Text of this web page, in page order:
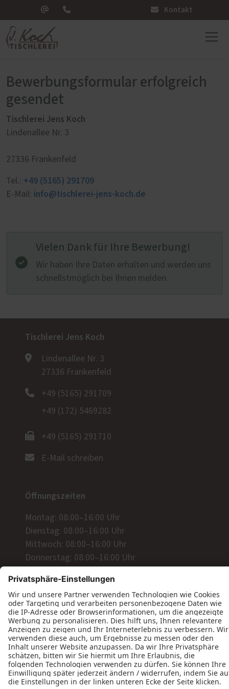
Kontakt
Bewerbungsformular erfolgreich
gesendet
Tischlerei Jens Koch
Lindenallee Nr. 3
27336 Frankenfeld
Tel.: +49 (5165) 291709
E-Mail: info@tischlerei-jens-koch.de
Vielen Dank für Ihre Bewerbung!
Wir haben Ihre Daten erhalten und werden uns
schnellstmöglich bei Ihnen melden.
Tischlerei Jens Koch
Lindenallee Nr. 3
27336 Frankenfeld
+49 (5165) 291709
+49 (172) 5469282
+49 (5165) 291710
E-Mail schreiben
Öffnungszeiten
Montag: 08:00–16:00 Uhr
Dienstag: 08:00–16:00 Uhr
Mittwoch: 08:00–16:00 Uhr
Donnerstag: 08:00–16:00 Uhr
Wir freuen uns auf Ihre Anfrage!
Jetzt Kontakt aufnehmen